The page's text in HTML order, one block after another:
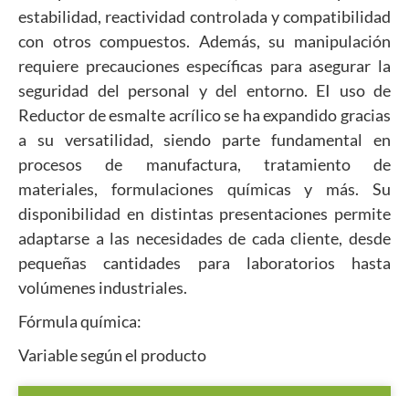
estabilidad, reactividad controlada y compatibilidad
con otros compuestos. Además, su manipulación
requiere precauciones específicas para asegurar la
seguridad del personal y del entorno. EI uso de
Reductor de esmalte acrílico se ha expandido gracias
a su versatilidad, siendo parte fundamental en
procesos de manufactura, tratamiento de
materiales, formulaciones químicas y más. Su
disponibilidad en distintas presentaciones permite
adaptarse a las necesidades de cada cliente, desde
pequeñas cantidades para laboratorios hasta
volúmenes industriales.
Fórmula química:
Variable según el producto